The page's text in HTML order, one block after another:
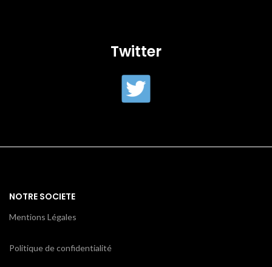
Twitter
NOTRE SOCIETE
Mentions Légales
Politique de confidentialité